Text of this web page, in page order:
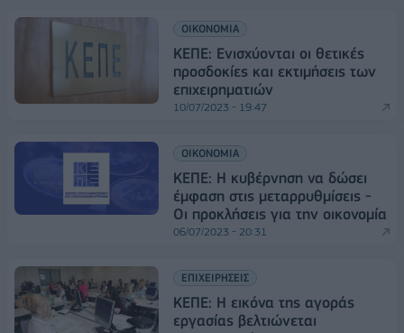
ΟΙΚΟΝΟΜΙΑ
ΚΕΠΕ: Ενισχύονται οι θετικές
προσδοκίες και εκτιμήσεις των
επιχειρηματιών
10/07/2023 - 19:47
ΟΙΚΟΝΟΜΙΑ
ΚΕΠΕ: Η κυβέρνηση να δώσει
έμφαση στις μεταρρυθμίσεις -
Οι προκλήσεις για την οικονομία
06/07/2023 - 20:31
ΕΠΙΧΕΙΡΗΣΕΙΣ
ΚΕΠΕ: Η εικόνα της αγοράς
εργασίας βελτιώνεται